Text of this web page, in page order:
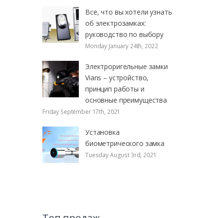
Все, что вы хотели узнать
об электрозамках:
руководство по выбору
Monday January 24th, 2022
Электроригельные замки
Vians – устройство,
принцип работы и
основные преимущества
Friday September 17th, 2021
Установка
биометрического замка
Tuesday August 3rd, 2021